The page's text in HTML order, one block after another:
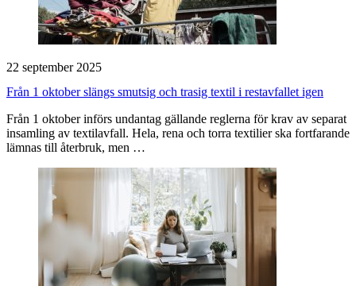
22 september 2025
Från 1 oktober slängs smutsig och trasig textil i restavfallet igen
Från 1 oktober införs undantag gällande reglerna för krav av separat
insamling av textilavfall. Hela, rena och torra textilier ska fortfarande
lämnas till återbruk, men …